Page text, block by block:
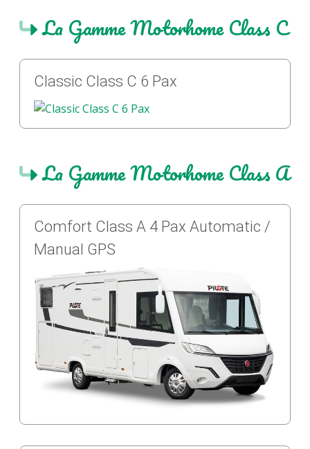
La Gamme Motorhome Class C
Classic Class C 6 Pax
La Gamme Motorhome Class A
Comfort Class A 4 Pax Automatic /
Manual GPS